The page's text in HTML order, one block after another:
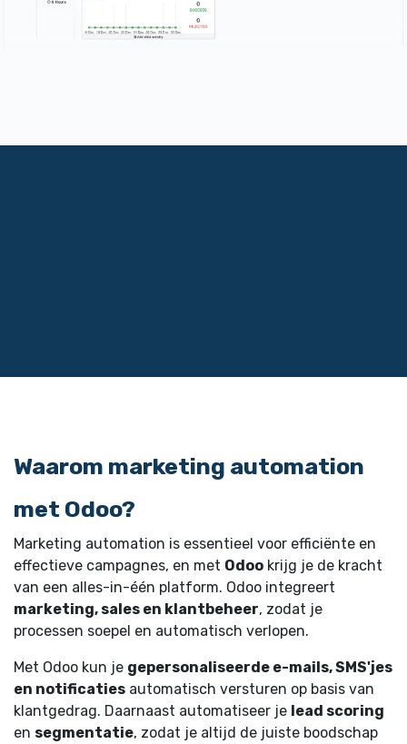
Waarom marketing automation
met Odoo?
Marketing automation is essentieel voor efficiënte en
effectieve campagnes, en met Odoo krijg je de kracht
van een alles-in-één platform. Odoo integreert
marketing, sales en klantbeheer, zodat je
processen soepel en automatisch verlopen.
Met Odoo kun je gepersonaliseerde e-mails, SMS'jes
en notificaties automatisch versturen op basis van
klantgedrag. Daarnaast automatiseer je lead scoring
en segmentatie, zodat je altijd de juiste boodschap